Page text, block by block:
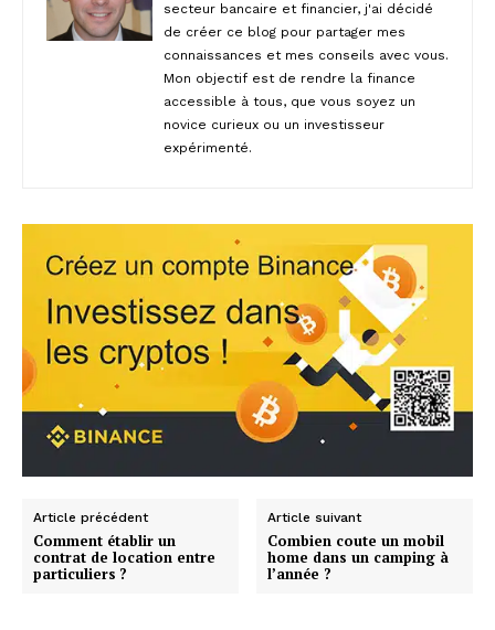
secteur bancaire et financier, j'ai décidé
de créer ce blog pour partager mes
connaissances et mes conseils avec vous.
Mon objectif est de rendre la finance
accessible à tous, que vous soyez un
novice curieux ou un investisseur
expérimenté.
Article précédent
Comment établir un
contrat de location entre
particuliers ?
Article suivant
Combien coute un mobil
home dans un camping à
l’année ?